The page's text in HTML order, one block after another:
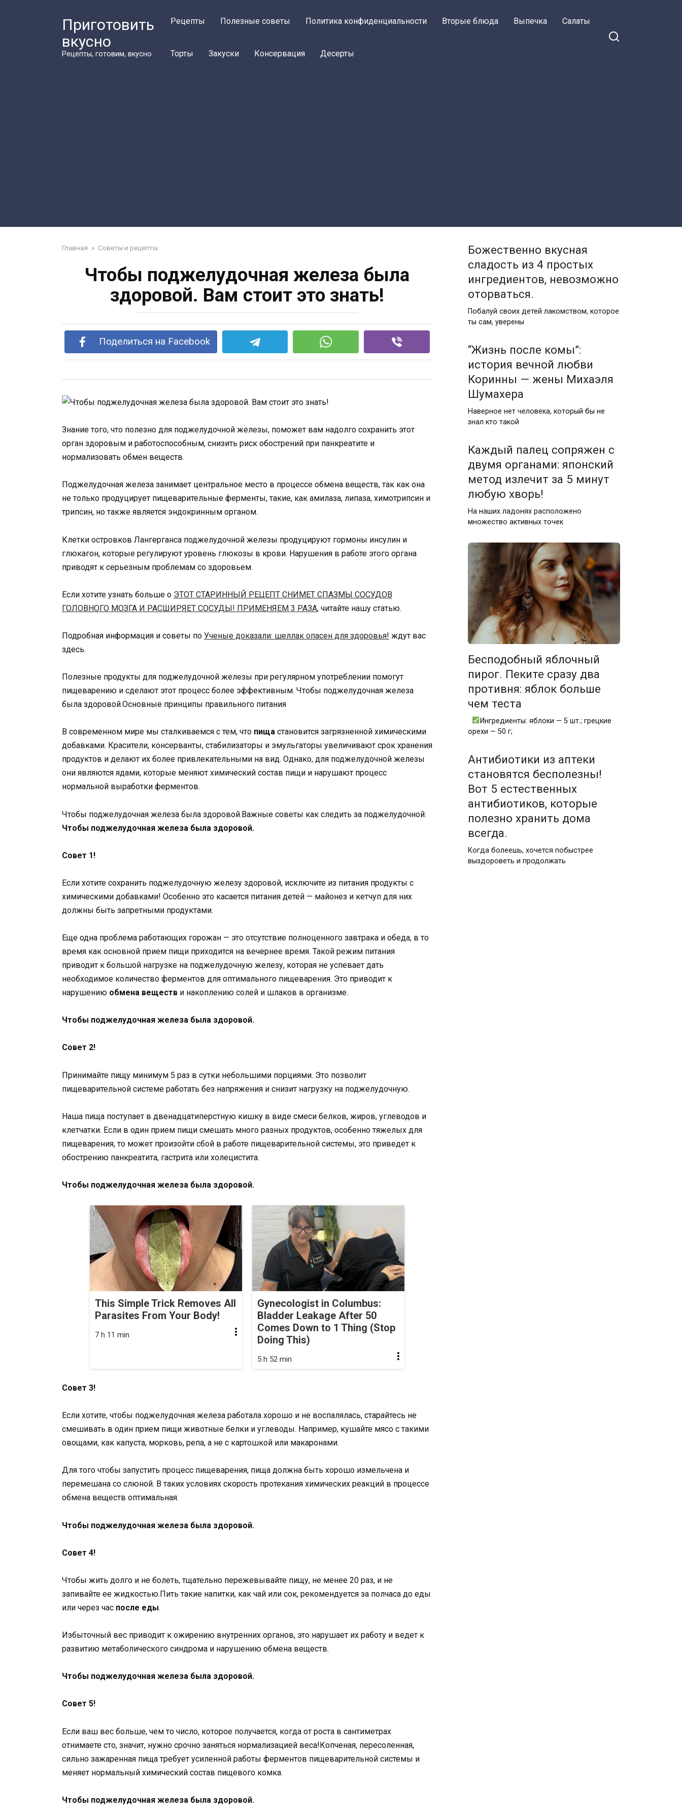
Приготовить
вкусно
Рецепты, готовим, вкусно
Рецепты Полезные советы Политика конфиденциальности Вторые блюда Выпечка Салаты
Торты Закуски Консервация Десерты
Главная » Советы и рецепты
Чтобы поджелудочная железа была
здоровой. Вам стоит это знать!
Поделиться на Facebook
Знание того, что полезно для поджелудочной железы, поможет вам надолго сохранить этот
орган здоровым и работоспособным, снизить риск обострений при панкреатите и
нормализовать обмен веществ.
Поджелудочная железа занимает центральное место в процессе обмена веществ, так как она
не только продуцирует пищеварительные ферменты, такие, как амилаза, липаза, химотрипсин и
трипсин, но также является эндокринным органом.
Клетки островков Лангерганса поджелудочной железы продуцируют гормоны инсулин и
глюкагон, которые регулируют уровень глюкозы в крови. Нарушения в работе этого органа
приводят к серьезным проблемам со здоровьем.
Если хотите узнать больше о ЭТОТ СТАРИННЫЙ РЕЦЕПТ СНИМЕТ СПАЗМЫ СОСУДОВ
ГОЛОВНОГО МОЗГА И РАСШИРЯЕТ СОСУДЫ! ПРИМЕНЯЕМ 3 РАЗА, читайте нашу статью.
Подробная информация и советы по Ученые доказали: шеллак опасен для здоровья! ждут вас
здесь.
Полезные продукты для поджелудочной железы при регулярном употреблении помогут
пищеварению и сделают этот процесс более эффективным. Чтобы поджелудочная железа
была здоровой.Основные принципы правильного питания
В современном мире мы сталкиваемся с тем, что пища становится загрязненной химическими
добавками. Красители, консерванты, стабилизаторы и эмульгаторы увеличивают срок хранения
продуктов и делают их более привлекательными на вид. Однако, для поджелудочной железы
они являются ядами, которые меняют химический состав пищи и нарушают процесс
нормальной выработки ферментов.
Чтобы поджелудочная железа была здоровой.Важные советы как следить за поджелудочной:
Чтобы поджелудочная железа была здоровой.
Совет 1!
Если хотите сохранить поджелудочную железу здоровой, исключите из питания продукты с
химическими добавками! Особенно это касается питания детей — майонез и кетчуп для них
должны быть запретными продуктами.
Еще одна проблема работающих горожан — это отсутствие полноценного завтрака и обеда, в то
время как основной прием пищи приходится на вечернее время. Такой режим питания
приводит к большой нагрузке на поджелудочную железу, которая не успевает дать
необходимое количество ферментов для оптимального пищеварения. Это приводит к
нарушению обмена веществ и накоплению солей и шлаков в организме.
Чтобы поджелудочная железа была здоровой.
Совет 2!
Принимайте пищу минимум 5 раз в сутки небольшими порциями. Это позволит
пищеварительной системе работать без напряжения и снизит нагрузку на поджелудочную.
Наша пища поступает в двенадцатиперстную кишку в виде смеси белков, жиров, углеводов и
клетчатки. Если в один прием пищи смешать много разных продуктов, особенно тяжелых для
пищеварения, то может произойти сбой в работе пищеварительной системы, это приведет к
обострению панкреатита, гастрита или холецистита.
Чтобы поджелудочная железа была здоровой.
This Simple Trick Removes All
Parasites From Your Body!
7 h 11 min
Gynecologist in Columbus:
Bladder Leakage After 50
Comes Down to 1 Thing (Stop
Doing This)
5 h 52 min
Совет 3!
Если хотите, чтобы поджелудочная железа работала хорошо и не воспалялась, старайтесь не
смешивать в один прием пищи животные белки и углеводы. Например, кушайте мясо с такими
овощами, как капуста, морковь, репа, а не с картошкой или макаронами.
Для того чтобы запустить процесс пищеварения, пища должна быть хорошо измельчена и
перемешана со слюной. В таких условиях скорость протекания химических реакций в процессе
обмена веществ оптимальная.
Чтобы поджелудочная железа была здоровой.
Совет 4!
Чтобы жить долго и не болеть, тщательно пережевывайте пищу, не менее 20 раз, и не
запивайте ее жидкостью.Пить такие напитки, как чай или сок, рекомендуется за полчаса до еды
или через час после еды.
Избыточный вес приводит к ожирению внутренних органов, это нарушает их работу и ведет к
развитию метаболического синдрома и нарушению обмена веществ.
Чтобы поджелудочная железа была здоровой.
Совет 5!
Если ваш вес больше, чем то число, которое получается, когда от роста в сантиметрах
отнимаете сто, значит, нужно срочно заняться нормализацией веса!Копченая, пересоленная,
сильно зажаренная пища требует усиленной работы ферментов пищеварительной системы и
меняет нормальный химический состав пищевого комка.
Чтобы поджелудочная железа была здоровой.
Божественно вкусная
сладость из 4 простых
ингредиентов, невозможно
оторваться.
Побалуй своих детей лакомством, которое
ты сам, уверены
“Жизнь после комы”:
история вечной любви
Коринны — жены Михаэля
Шумахера
Наверное нет человека, который бы не
знал кто такой
Каждый палец сопряжен с
двумя органами: японский
метод излечит за 5 минут
любую хворь!
На наших ладонях расположено
множество активных точек
Бесподобный яблочный
пирог. Пеките сразу два
противня: яблок больше
чем теста
Ингредиенты: яблоки — 5 шт.; грецкие
орехи — 50 г;
Антибиотики из аптеки
становятся бесполезны!
Вот 5 естественных
антибиотиков, которые
полезно хранить дома
всегда.
Когда болеешь, хочется побыстрее
выздороветь и продолжать